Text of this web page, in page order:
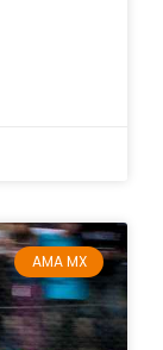
AMA MX